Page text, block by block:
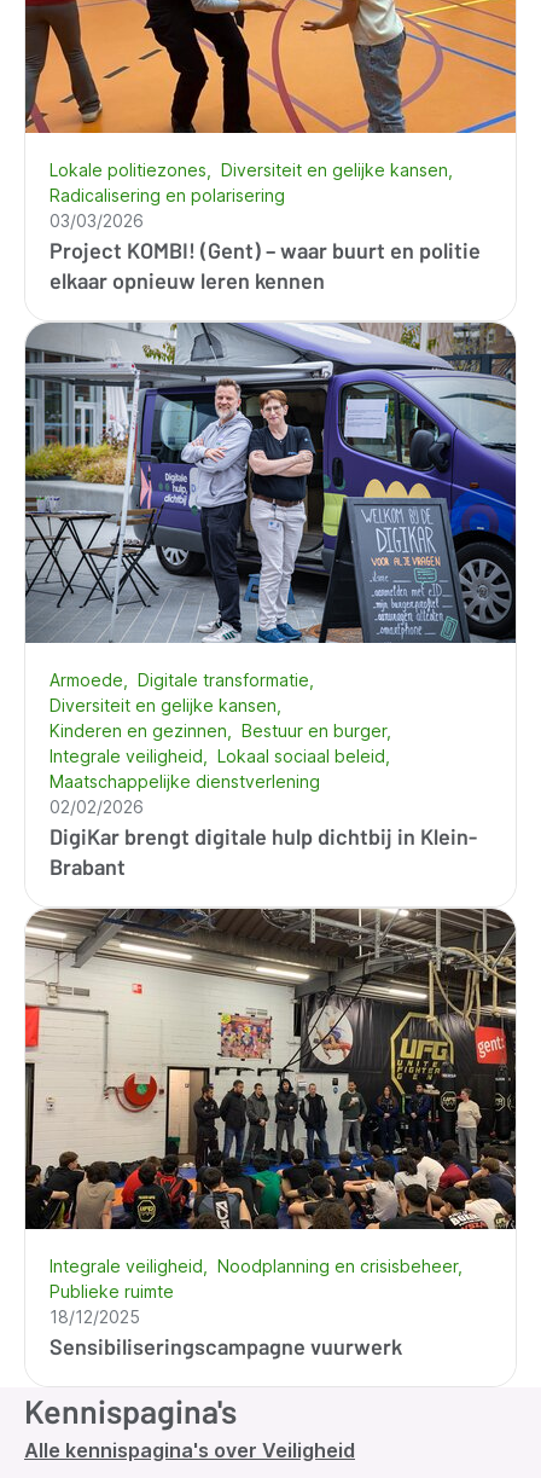
Project KOMBI! (Gent) – waar buurt en politie
elkaar opnieuw leren kennen
Lokale politiezones
Diversiteit en gelijke kansen
Radicalisering en polarisering
03/03/2026
DigiKar brengt digitale hulp dichtbij in Klein-
Brabant
Armoede
Digitale transformatie
Diversiteit en gelijke kansen
Kinderen en gezinnen
Bestuur en burger
Integrale veiligheid
Lokaal sociaal beleid
Maatschappelijke dienstverlening
02/02/2026
Sensibiliseringscampagne vuurwerk
Integrale veiligheid
Noodplanning en crisisbeheer
Publieke ruimte
18/12/2025
Kennispagina's
Alle kennispagina's over Veiligheid